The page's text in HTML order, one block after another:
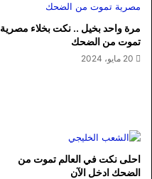
مرة واحد بخيل .. نكت بخلاء مصرية
تموت من الضحك
20 مايو، 2024
احلى نكت في العالم تموت من
الضحك ادخل الآن